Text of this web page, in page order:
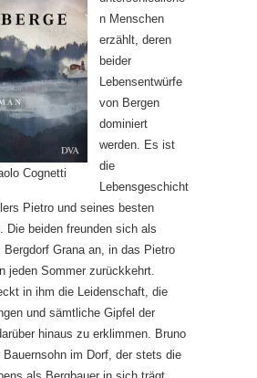
Cognetti
n Menschen
erzählt, deren
beider
Lebensentwürfe
von Bergen
dominiert
werden. Es ist
die
Lebensgeschicht
Pietro und seines besten
Die beiden freunden sich als
Bergdorf Grana an, in das Pietro
jeden Sommer zurückkehrt.
in ihm die Leidenschaft, die
und sämtliche Gipfel der
hinaus zu erklimmen. Bruno
im Dorf, der stets die